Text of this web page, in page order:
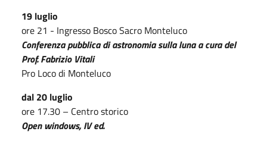
19 luglio
ore 21 - Ingresso Bosco Sacro Monteluco
Conferenza pubblica di astronomia sulla luna a cura del
Prof. Fabrizio Vitali
Pro Loco di Monteluco
dal 20 luglio
ore 17.30 – Centro storico
Open windows, IV ed.